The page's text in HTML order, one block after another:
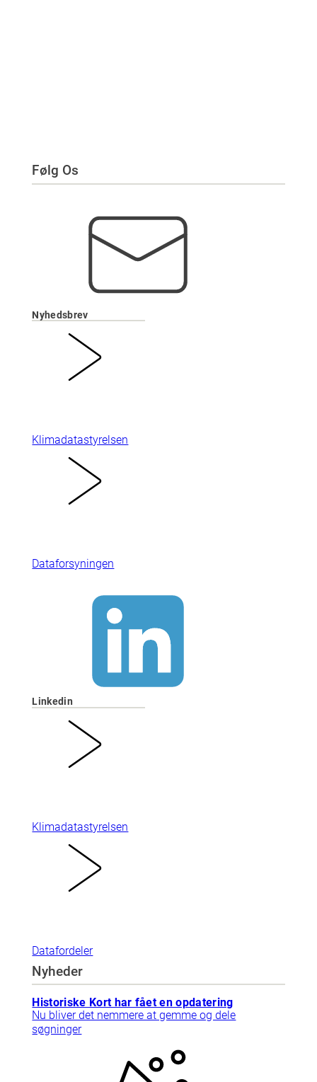
Følg Os
Nyhedsbrev
Klimadatastyrelsen
Dataforsyningen
Linkedin
Klimadatastyrelsen
Datafordeler
Nyheder
Historiske Kort har fået en opdatering
Nu bliver det nemmere at gemme og dele
søgninger